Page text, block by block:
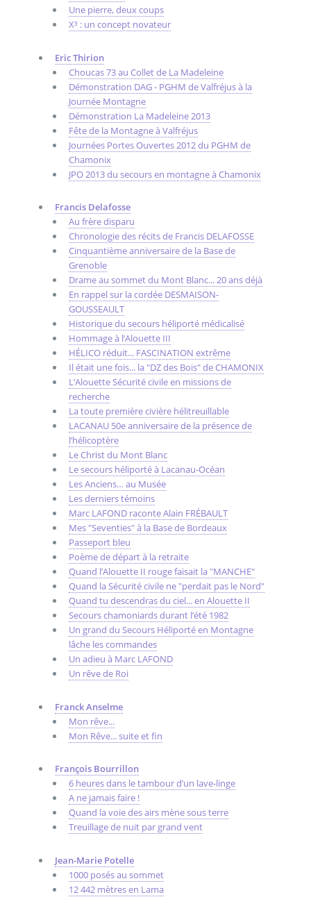
Une pierre, deux coups
X³ : un concept novateur
Eric Thirion
Choucas 73 au Collet de La Madeleine
Démonstration DAG - PGHM de Valfréjus à la
Journée Montagne
Démonstration La Madeleine 2013
Fête de la Montagne à Valfréjus
Journées Portes Ouvertes 2012 du PGHM de
Chamonix
JPO 2013 du secours en montagne à Chamonix
Francis Delafosse
Au frère disparu
Chronologie des récits de Francis DELAFOSSE
Cinquantième anniversaire de la Base de
Grenoble
Drame au sommet du Mont Blanc... 20 ans déjà
En rappel sur la cordée DESMAISON-
GOUSSEAULT
Historique du secours héliporté médicalisé
Hommage à l’Alouette III
HÉLICO réduit... FASCINATION extrême
Il était une fois... la "DZ des Bois" de CHAMONIX
L’Alouette Sécurité civile en missions de
recherche
La toute première civière hélitreuillable
LACANAU 50e anniversaire de la présence de
l’hélicoptère
Le Christ du Mont Blanc
Le secours héliporté à Lacanau-Océan
Les Anciens… au Musée
Les derniers témoins
Marc LAFOND raconte Alain FRÉBAULT
Mes "Seventies" à la Base de Bordeaux
Passeport bleu
Poème de départ à la retraite
Quand l’Alouette II rouge faisait la "MANCHE"
Quand la Sécurité civile ne "perdait pas le Nord"
Quand tu descendras du ciel... en Alouette II
Secours chamoniards durant l’été 1982
Un grand du Secours Héliporté en Montagne
lâche les commandes
Un adieu à Marc LAFOND
Un rêve de Roi
Franck Anselme
Mon rêve...
Mon Rêve... suite et fin
François Bourrillon
6 heures dans le tambour d’un lave-linge
A ne jamais faire !
Quand la voie des airs mène sous terre
Treuillage de nuit par grand vent
Jean-Marie Potelle
1000 posés au sommet
12 442 mètres en Lama